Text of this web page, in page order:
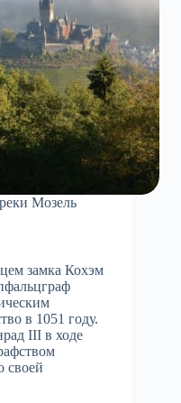
Мозель
замка Кохэм
в 1051 году.
III в ходе
своей